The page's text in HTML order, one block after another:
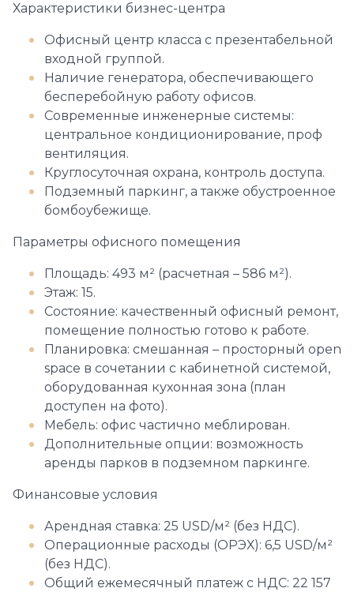
Характеристики бизнес-центра
Офисный центр класса с презентабельной
входной группой.
Наличие генератора, обеспечивающего
бесперебойную работу офисов.
Современные инженерные системы:
центральное кондиционирование, проф
вентиляция.
Круглосуточная охрана, контроль доступа.
Подземный паркинг, а также обустроенное
бомбоубежище.
Параметры офисного помещения
Площадь: 493 м² (расчетная – 586 м²).
Этаж: 15.
Состояние: качественный офисный ремонт,
помещение полностью готово к работе.
Планировка: смешанная – просторный open
space в сочетании с кабинетной системой,
оборудованная кухонная зона (план
доступен на фото).
Мебель: офис частично меблирован.
Дополнительные опции: возможность
аренды парков в подземном паркинге.
Финансовые условия
Арендная ставка: 25 USD/м² (без НДС).
Операционные расходы (ОРЭХ): 6,5 USD/м²
(без НДС).
Общий ежемесячный платеж с НДС: 22 157